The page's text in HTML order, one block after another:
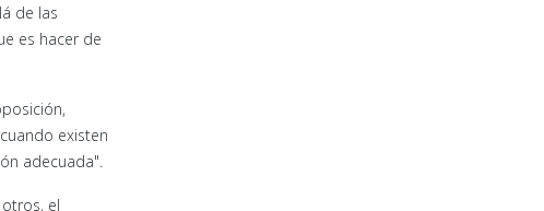
de las
es hacer de
existen
adecuada".
el